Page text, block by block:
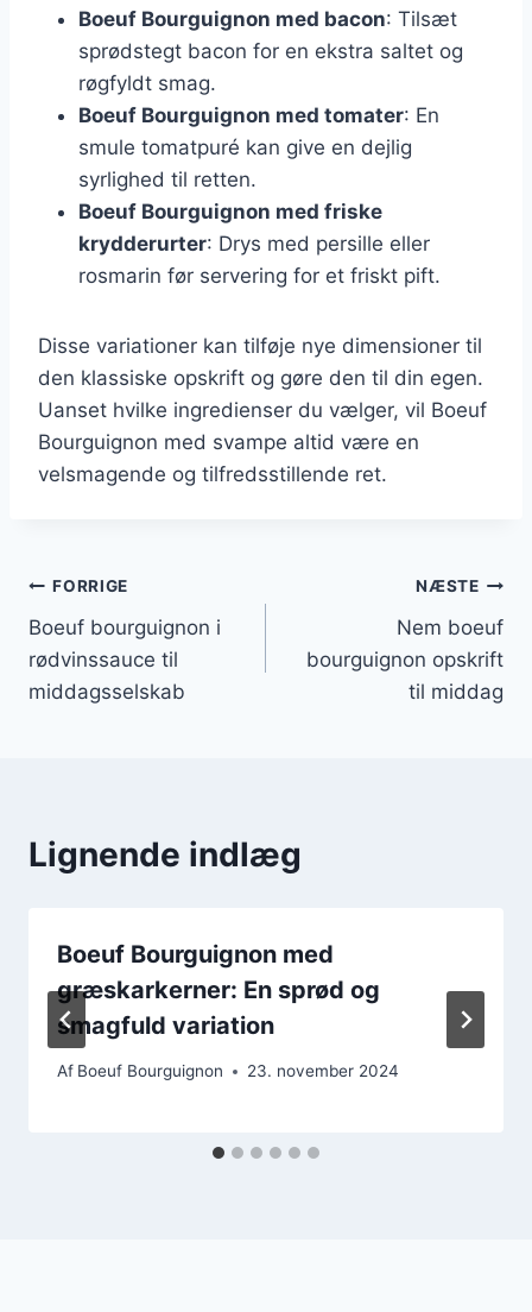
Boeuf Bourguignon med bacon: Tilsæt
sprødstegt bacon for en ekstra saltet og
røgfyldt smag.
Boeuf Bourguignon med tomater: En
smule tomatpuré kan give en dejlig
syrlighed til retten.
Boeuf Bourguignon med friske
krydderurter: Drys med persille eller
rosmarin før servering for et friskt pift.
Disse variationer kan tilføje nye dimensioner til
den klassiske opskrift og gøre den til din egen.
Uanset hvilke ingredienser du vælger, vil Boeuf
Bourguignon med svampe altid være en
velsmagende og tilfredsstillende ret.
Indlægsnavigation
FORRIGE
Boeuf bourguignon i
rødvinssauce til
middagsselskab
NÆSTE
Nem boeuf
bourguignon opskrift
til middag
Lignende indlæg
Boeuf Bourguignon med
græskarkerner: En sprød og
smagfuld variation
Af Boeuf Bourguignon 23. november 2024